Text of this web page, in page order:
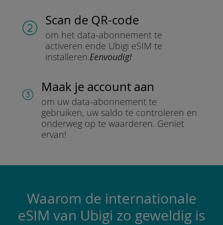
Scan de QR-code
om het data-abonnement te
activeren ende Ubigi eSIM te
installeren.Eenvoudig!
Maak je account aan
om uw data-abonnement te
gebruiken, uw saldo te controleren en
onderweg op te waarderen. Geniet
ervan!
Waarom de internationale
eSIM van Ubigi zo geweldig is